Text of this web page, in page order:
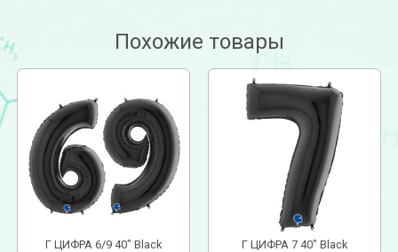
Похожие товары
Г ЦИФРА 6/9 40″ Black Г ЦИФРА 7 40″ Black